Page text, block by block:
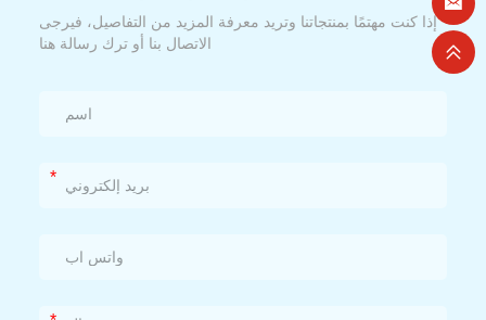
إذا كنت مهتمًا بمنتجاتنا وتريد معرفة المزيد من التفاصيل، فيرجى
الاتصال بنا أو ترك رسالة هنا
*